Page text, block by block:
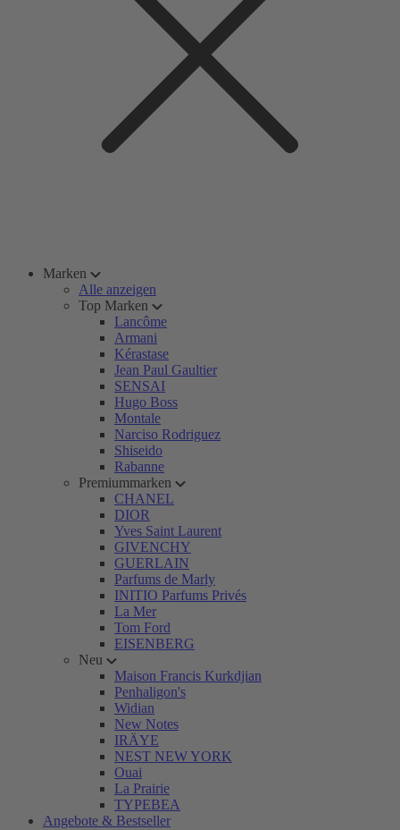
Marken
Alle anzeigen
Top Marken
Lancôme
Armani
Kérastase
Jean Paul Gaultier
SENSAI
Hugo Boss
Montale
Narciso Rodriguez
Shiseido
Rabanne
Premiummarken
CHANEL
DIOR
Yves Saint Laurent
GIVENCHY
GUERLAIN
Parfums de Marly
INITIO Parfums Privés
La Mer
Tom Ford
EISENBERG
Neu
Maison Francis Kurkdjian
Penhaligon's
Widian
New Notes
IRÄYE
NEST NEW YORK
Ouai
La Prairie
TYPEBEA
Angebote & Bestseller